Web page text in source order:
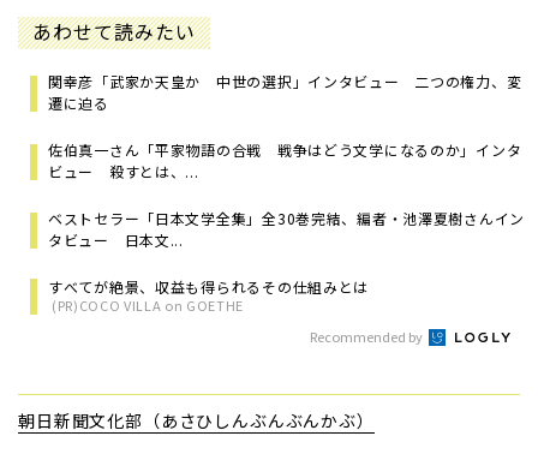
あわせて読みたい
関幸彦「武家か天皇か 中世の選択」インタビュー 二つの権力、変
遷に迫る
佐伯真一さん「平家物語の合戦 戦争はどう文学になるのか」インタ
ビュー 殺すとは、...
ベストセラー「日本文学全集」全30巻完結、編者・池澤夏樹さんイン
タビュー 日本文...
すべてが絶景、収益も得られるその仕組みとは
(PR)COCO VILLA on GOETHE
Recommended by
朝日新聞文化部（あさひしんぶんぶんかぶ）